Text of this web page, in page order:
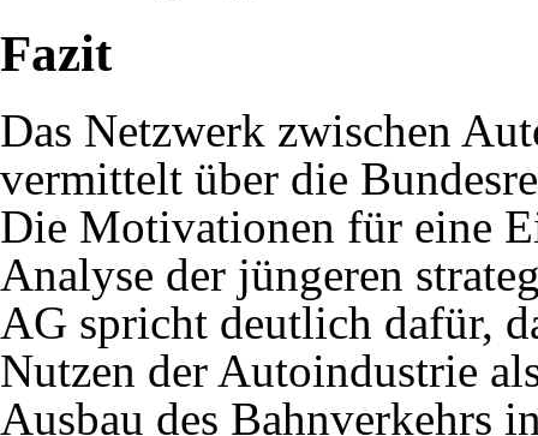
Fazit
Das Netzwerk zwischen
vermittelt über die
Die Motivationen für eine
Analyse der jüngeren
AG spricht deutlich dafür,
Nutzen der Autoindustrie
Ausbau des Bahnverkehrs